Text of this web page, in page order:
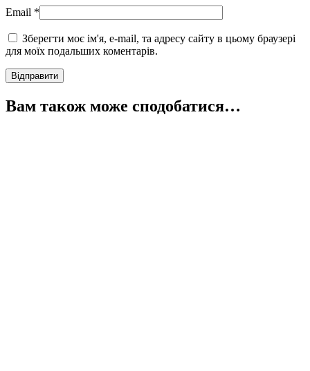
Email *
Зберегти моє ім'я, e-mail, та адресу сайту в цьому браузері
для моїх подальших коментарів.
Вам також може сподобатися…